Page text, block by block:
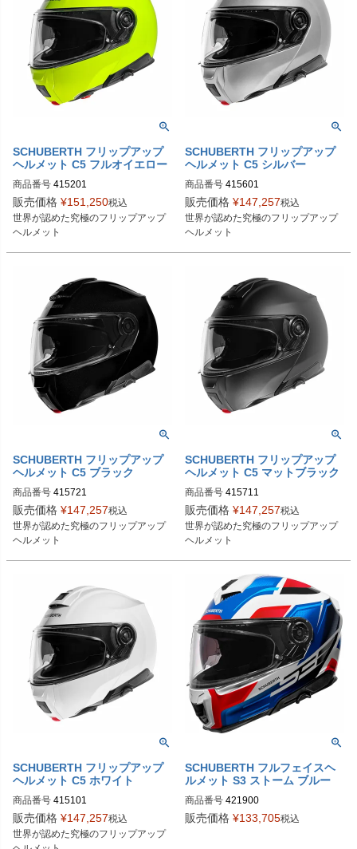
SCHUBERTH フリップアップ
ヘルメット C5 フルオイエロー
商品番号 415201
販売価格 ¥151,250税込
世界が認めた究極のフリップアップ
ヘルメット
SCHUBERTH フリップアップ
ヘルメット C5 シルバー
商品番号 415601
販売価格 ¥147,257税込
世界が認めた究極のフリップアップ
ヘルメット
SCHUBERTH フリップアップ
ヘルメット C5 ブラック
商品番号 415721
販売価格 ¥147,257税込
世界が認めた究極のフリップアップ
ヘルメット
SCHUBERTH フリップアップ
ヘルメット C5 マットブラック
商品番号 415711
販売価格 ¥147,257税込
世界が認めた究極のフリップアップ
ヘルメット
SCHUBERTH フリップアップ
ヘルメット C5 ホワイト
商品番号 415101
4151013360
4151014360
4151015360
販売価格 ¥147,257税込
世界が認めた究極のフリップアップ
SCHUBERTH フルフェイスヘ
ルメット S3 ストーム ブルー
商品番号 421900
4219003360
販売価格 ¥133,705税込